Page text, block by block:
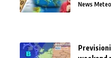
News Meteo